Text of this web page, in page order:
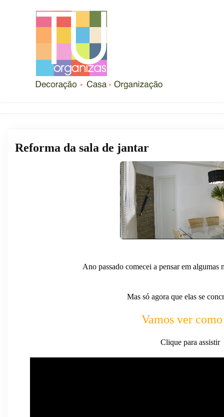
Reforma da sala de jantar
Ano passado comecei a pensar em algumas
Mas só agora que elas se
Vamos ver
Clique para assistir